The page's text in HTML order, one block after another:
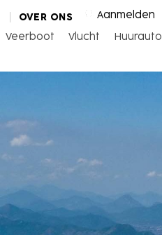
Aanmelden
OVER ONS
Veerboot Vlucht Huurauto